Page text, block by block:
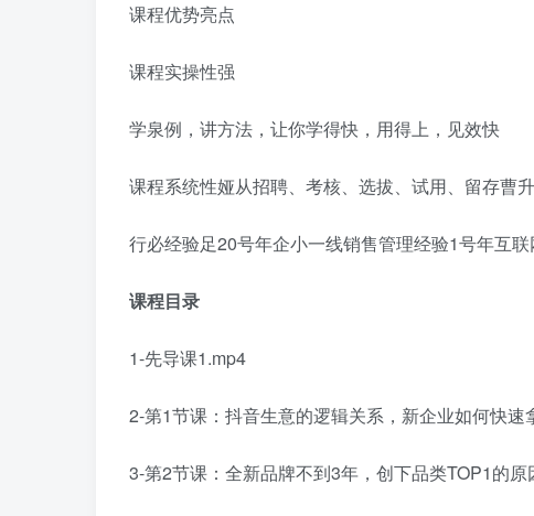
课程优势亮点
课程实操性强
学泉例，讲方法，让你学得快，用得上，见效快
课程系统性娅从招聘、考核、选拔、试用、留存曹
行必经验足20号年企小一线销售管理经验1号年互
课程目录
1-先导课1.mp4
2-第1节课：抖音生意的逻辑关系，新企业如何快速
3-第2节课：全新品牌不到3年，创下品类TOP1的原